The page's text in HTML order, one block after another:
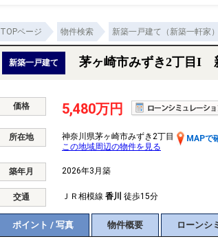
TOPページ 物件検索 新築一戸建て（新築一軒家）
新築一戸建て 茅ヶ崎市みずき2丁目I
価格 5,480万円
所在地 神奈川県茅ヶ崎市みずき2丁目
MAPで
この地域周辺の物件を見る
築年月 2026年3月築
交通 ＪＲ相模線 香川 徒歩15分
ポイント / 写真 物件概要 ローンシ